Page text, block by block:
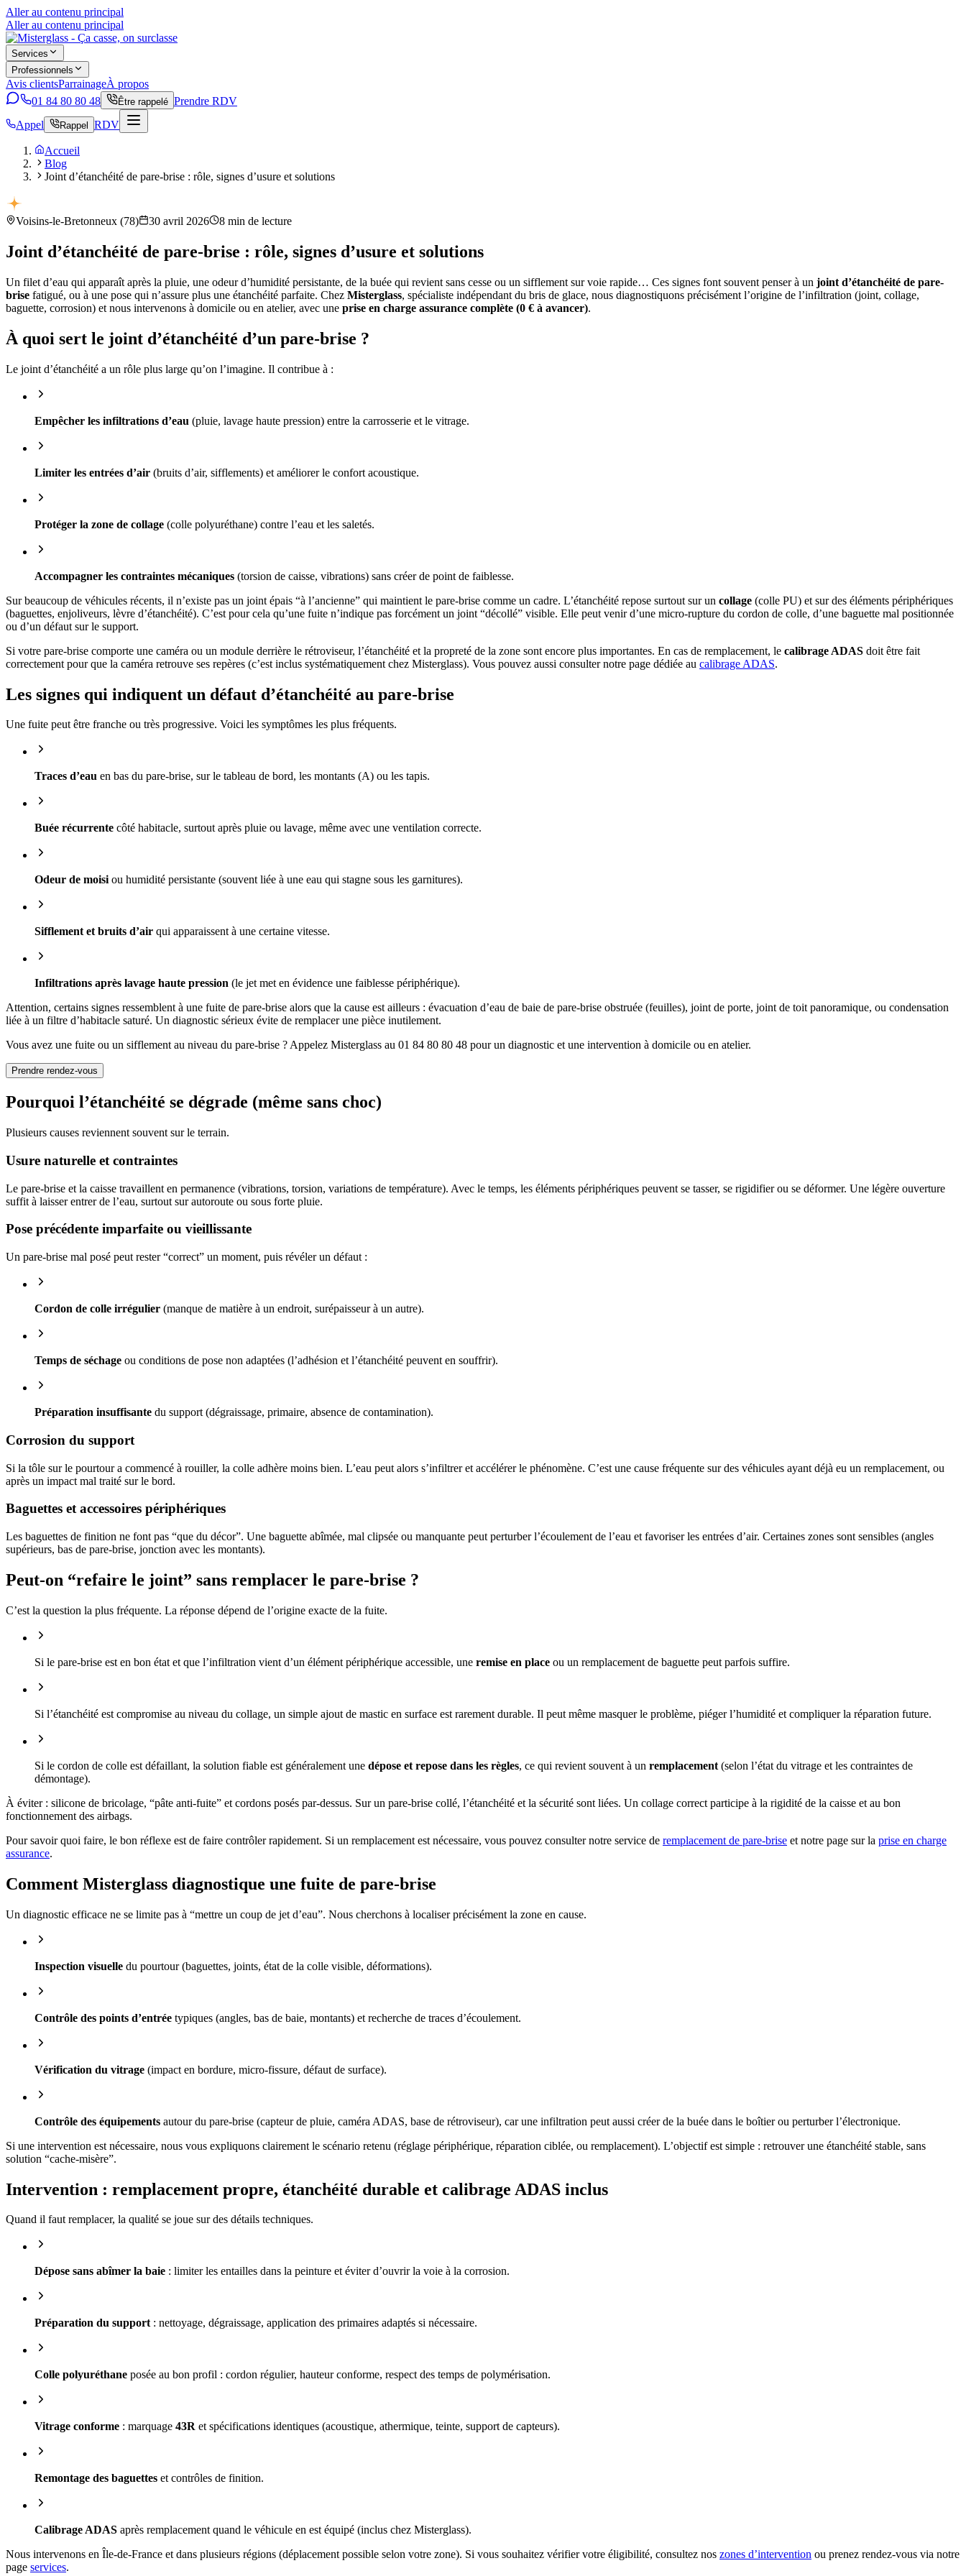
Aller au contenu principal
Aller au contenu principal
Services
Professionnels
Avis clientsParrainageÀ propos
01 84 80 80 48
Être rappelé Prendre RDV
Appel
Rappel RDV
Accueil
Blog
Joint d’étanchéité de pare-brise : rôle, signes d’usure et solutions
Voisins-le-Bretonneux (78) 30 avril 2026 8 min de lecture
Joint d’étanchéité de pare-brise : rôle, signes d’usure et solutions
Un filet d’eau qui apparaît après la pluie, une odeur d’humidité persistante, de la buée qui revient sans cesse ou un sifflement sur voie rapide… Ces signes font souvent penser à un joint d’étanchéité de pare-
brise fatigué, ou à une pose qui n’assure plus une étanchéité parfaite. Chez Misterglass, spécialiste indépendant du bris de glace, nous diagnostiquons précisément l’origine de l’infiltration (joint, collage,
baguette, corrosion) et nous intervenons à domicile ou en atelier, avec une prise en charge assurance complète (0 € à avancer).
À quoi sert le joint d’étanchéité d’un pare-brise ?
Le joint d’étanchéité a un rôle plus large qu’on l’imagine. Il contribue à :
Empêcher les infiltrations d’eau (pluie, lavage haute pression) entre la carrosserie et le vitrage.
Limiter les entrées d’air (bruits d’air, sifflements) et améliorer le confort acoustique.
Protéger la zone de collage (colle polyuréthane) contre l’eau et les saletés.
Accompagner les contraintes mécaniques (torsion de caisse, vibrations) sans créer de point de faiblesse.
Sur beaucoup de véhicules récents, il n’existe pas un joint épais “à l’ancienne” qui maintient le pare-brise comme un cadre. L’étanchéité repose surtout sur un collage (colle PU) et sur des éléments périphériques
(baguettes, enjoliveurs, lèvre d’étanchéité). C’est pour cela qu’une fuite n’indique pas forcément un joint “décollé” visible. Elle peut venir d’une micro-rupture du cordon de colle, d’une baguette mal positionnée
ou d’un défaut sur le support.
Si votre pare-brise comporte une caméra ou un module derrière le rétroviseur, l’étanchéité et la propreté de la zone sont encore plus importantes. En cas de remplacement, le calibrage ADAS doit être fait
correctement pour que la caméra retrouve ses repères (c’est inclus systématiquement chez Misterglass). Vous pouvez aussi consulter notre page dédiée au calibrage ADAS.
Les signes qui indiquent un défaut d’étanchéité au pare-brise
Une fuite peut être franche ou très progressive. Voici les symptômes les plus fréquents.
Traces d’eau en bas du pare-brise, sur le tableau de bord, les montants (A) ou les tapis.
Buée récurrente côté habitacle, surtout après pluie ou lavage, même avec une ventilation correcte.
Odeur de moisiou humidité persistante (souvent liée à une eau qui stagne sous les garnitures).
Sifflement et bruits d’air qui apparaissent à une certaine vitesse.
Infiltrations après lavage haute pression (le jet met en évidence une faiblesse périphérique).
Attention, certains signes ressemblent à une fuite de pare-brise alors que la cause est ailleurs : évacuation d’eau de baie de pare-brise obstruée (feuilles), joint de porte, joint de toit panoramique, ou condensation
liée à un filtre d’habitacle saturé. Un diagnostic sérieux évite de remplacer une pièce inutilement.
Vous avez une fuite ou un sifflement au niveau du pare-brise ? Appelez Misterglass au 01 84 80 80 48 pour un diagnostic et une intervention à domicile ou en atelier.
Prendre rendez-vous
Pourquoi l’étanchéité se dégrade (même sans choc)
Plusieurs causes reviennent souvent sur le terrain.
Usure naturelle et contraintes
Le pare-brise et la caisse travaillent en permanence (vibrations, torsion, variations de température). Avec le temps, les éléments périphériques peuvent se tasser, se rigidifier ou se déformer. Une légère ouverture
suffit à laisser entrer de l’eau, surtout sur autoroute ou sous forte pluie.
Pose précédente imparfaite ou vieillissante
Un pare-brise mal posé peut rester “correct” un moment, puis révéler un défaut :
Cordon de colle irrégulier (manque de matière à un endroit, surépaisseur à un autre).
Temps de séchage ou conditions de pose non adaptées (l’adhésion et l’étanchéité peuvent en souffrir).
Préparation insuffisante du support (dégraissage, primaire, absence de contamination).
Corrosion du support
Si la tôle sur le pourtour a commencé à rouiller, la colle adhère moins bien. L’eau peut alors s’infiltrer et accélérer le phénomène. C’est une cause fréquente sur des véhicules ayant déjà eu un remplacement, ou
après un impact mal traité sur le bord.
Baguettes et accessoires périphériques
Les baguettes de finition ne font pas “que du décor”. Une baguette abîmée, mal clipsée ou manquante peut perturber l’écoulement de l’eau et favoriser les entrées d’air. Certaines zones sont sensibles (angles
supérieurs, bas de pare-brise, jonction avec les montants).
Peut-on “refaire le joint” sans remplacer le pare-brise ?
C’est la question la plus fréquente. La réponse dépend de l’origine exacte de la fuite.
Si le pare-brise est en bon état et que l’infiltration vient d’un élément périphérique accessible, une remise en place ou un remplacement de baguette peut parfois suffire.
Si l’étanchéité est compromise au niveau du collage, un simple ajout de mastic en surface est rarement durable. Il peut même masquer le problème, piéger l’humidité et compliquer la réparation future.
Si le cordon de colle est défaillant, la solution fiable est généralement une dépose et repose dans les règles, ce qui revient souvent à un remplacement (selon l’état du vitrage et les contraintes de
démontage).
À éviter : silicone de bricolage, “pâte anti-fuite” et cordons posés par-dessus. Sur un pare-brise collé, l’étanchéité et la sécurité sont liées. Un collage correct participe à la rigidité de la caisse et au bon
fonctionnement des airbags.
Pour savoir quoi faire, le bon réflexe est de faire contrôler rapidement. Si un remplacement est nécessaire, vous pouvez consulter notre service de remplacement de pare-brise et notre page sur la prise en charge
assurance.
Comment Misterglass diagnostique une fuite de pare-brise
Un diagnostic efficace ne se limite pas à “mettre un coup de jet d’eau”. Nous cherchons à localiser précisément la zone en cause.
Inspection visuelle du pourtour (baguettes, joints, état de la colle visible, déformations).
Contrôle des points d’entrée typiques (angles, bas de baie, montants) et recherche de traces d’écoulement.
Vérification du vitrage (impact en bordure, micro-fissure, défaut de surface).
Contrôle des équipements autour du pare-brise (capteur de pluie, caméra ADAS, base de rétroviseur), car une infiltration peut aussi créer de la buée dans le boîtier ou perturber l’électronique.
Si une intervention est nécessaire, nous vous expliquons clairement le scénario retenu (réglage périphérique, réparation ciblée, ou remplacement). L’objectif est simple : retrouver une étanchéité stable, sans
solution “cache-misère”.
Intervention : remplacement propre, étanchéité durable et calibrage ADAS inclus
Quand il faut remplacer, la qualité se joue sur des détails techniques.
Dépose sans abîmer la baie : limiter les entailles dans la peinture et éviter d’ouvrir la voie à la corrosion.
Préparation du support: nettoyage, dégraissage, application des primaires adaptés si nécessaire.
Colle polyuréthane posée au bon profil : cordon régulier, hauteur conforme, respect des temps de polymérisation.
Vitrage conforme : marquage 43R et spécifications identiques (acoustique, athermique, teinte, support de capteurs).
Remontage des baguettes et contrôles de finition.
Calibrage ADAS après remplacement quand le véhicule en est équipé (inclus chez Misterglass).
Nous intervenons en Île-de-France et dans plusieurs régions (déplacement possible selon votre zone). Si vous souhaitez vérifier votre éligibilité, consultez nos zones d’intervention ou prenez rendez-vous via notre
page services.